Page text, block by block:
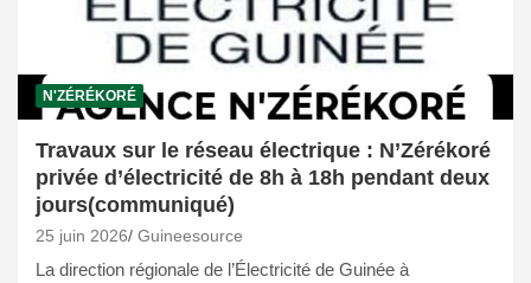
N'ZÉRÉKORÉ
Travaux sur le réseau électrique : N’Zérékoré
privée d’électricité de 8h à 18h pendant deux
jours(communiqué)
25 juin 2026 Guineesource
La direction régionale de l’Électricité de Guinée à